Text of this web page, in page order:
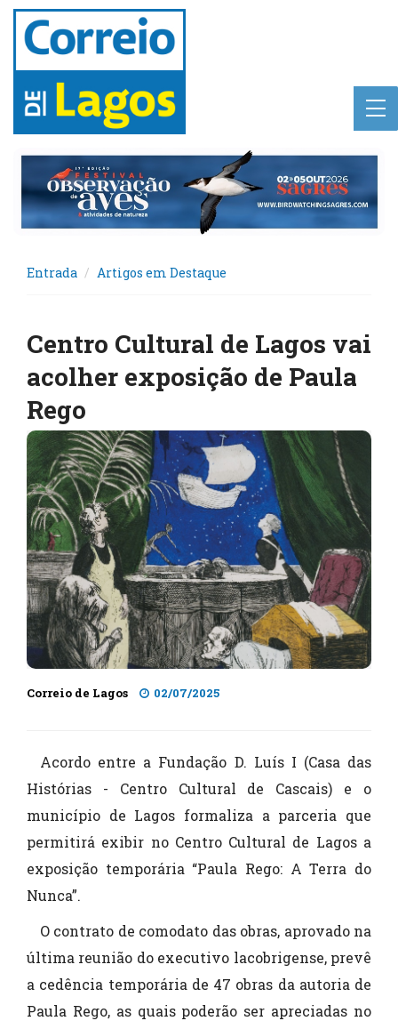
Entrada Artigos em Destaque
Centro Cultural de Lagos vai
acolher exposição de Paula
Rego
Correio de Lagos 02/07/2025
Acordo entre a Fundação D. Luís I (Casa das
Histórias - Centro Cultural de Cascais) e o
município de Lagos formaliza a parceria que
permitirá exibir no Centro Cultural de Lagos a
exposição temporária “Paula Rego: A Terra do
Nunca”.
O contrato de comodato das obras, aprovado na
última reunião do executivo lacobrigense, prevê
a cedência temporária de 47 obras da autoria de
Paula Rego, as quais poderão ser apreciadas no